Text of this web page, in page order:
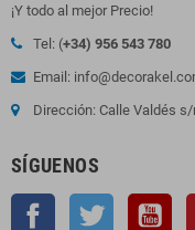
¡Y todo al mejor Precio!
Tel: (+34) 956 543 780
Email:
Dirección: Calle Valdés
SÍGUENOS
Facebook Twitter